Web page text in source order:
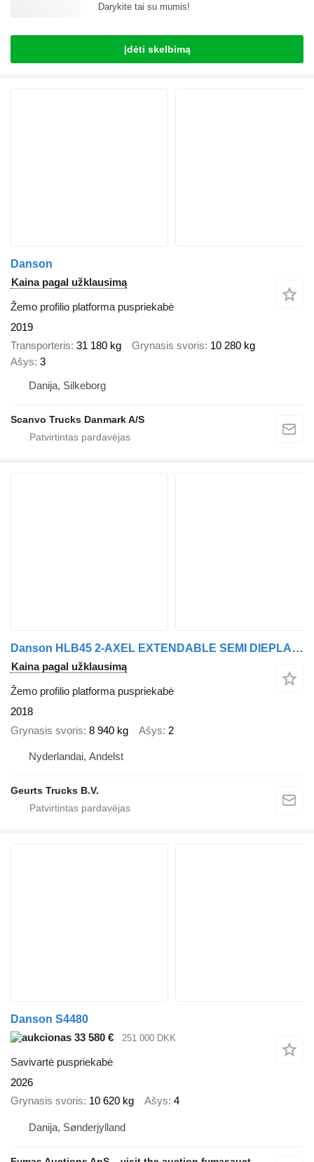
Darykite tai su mumis!
Įdėti skelbimą
Danson
Kaina pagal užklausimą
Žemo profilio platforma puspriekabė
2019
Transporteris 31 180 kg Grynasis svoris 10 280 kg
Ašys 3
Danija, Silkeborg
Scanvo Trucks Danmark A/S
Danson HLB45 2-AXEL EXTENDABLE SEMI DIEPLADER/TIEFLADER/LOWLOADER
Kaina pagal užklausimą
Žemo profilio platforma puspriekabė
2018
Grynasis svoris 8 940 kg Ašys 2
Nyderlandai, Andelst
Geurts Trucks B.V.
Danson S4480
33 580 €
251 000 DKK
Savivartė puspriekabė
2026
Grynasis svoris 10 620 kg Ašys 4
Danija, Sønderjylland